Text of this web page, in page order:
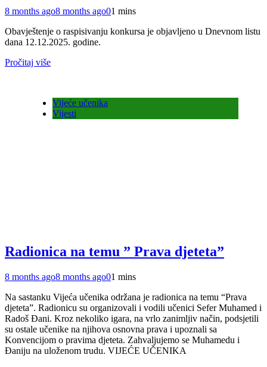
8 months ago8 months ago01 mins
Obavještenje o raspisivanju konkursa je objavljeno u Dnevnom listu
dana 12.12.2025. godine.
Pročitaj više
Vijeće učenika
Vijesti
Radionica na temu ” Prava djeteta”
8 months ago8 months ago01 mins
Na sastanku Vijeća učenika održana je radionica na temu “Prava
djeteta”. Radionicu su organizovali i vodili učenici Sefer Muhamed i
Radoš Đani. Kroz nekoliko igara, na vrlo zanimljiv način, podsjetili
su ostale učenike na njihova osnovna prava i upoznali sa
Konvencijom o pravima djeteta. Zahvaljujemo se Muhamedu i
Đaniju na uloženom trudu. VIJEĆE UČENIKA